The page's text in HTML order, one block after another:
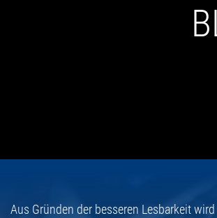
Aus Gründen der besseren Lesbarkeit